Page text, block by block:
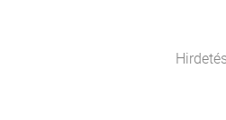
Hirdetés